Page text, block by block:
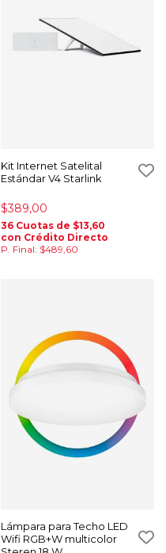
Kit Internet Satelital
Estándar V4 Starlink
$389,00
36 Cuotas de $13,60
con Crédito Directo
P. Final: $489,60
Lámpara para Techo LED
Wifi RGB+W multicolor